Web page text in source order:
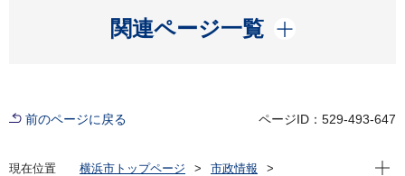
関連ページ一覧
開く
前のページに戻る ページID：529-493-647
現在位置 横浜市トップページ
市政情報
現在